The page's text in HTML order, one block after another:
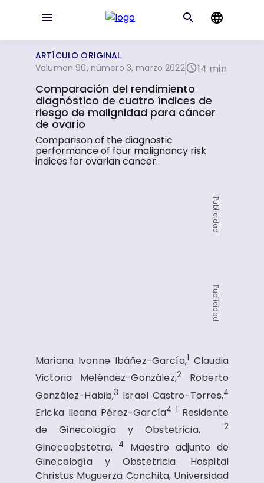
ARTÍCULO ORIGINAL
Volumen 90, número 3, marzo 2022
14 min
Comparación del rendimiento
diagnóstico de cuatro índices de
riesgo de malignidad para cáncer
de ovario
Comparison of the diagnostic
performance of four malignancy risk
indices for ovarian cancer.
Publicidad
Publicidad
Mariana Ivonne Ibáñez-García,1 Claudia
Victoria Meléndez-González,2
Roberto
González-Habib,3 Israel Castro-Torres,4
Ericka Ileana Pérez-García4 1 Residente
de Ginecología y Obstetricia,
2
Ginecoobstetra. 4 Maestro adjunto de
Ginecología y Obstetricia. Hospital
Christus Muguerza Conchita, Universidad